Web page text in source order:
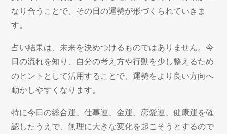
なり合うことで、その日の運勢が形づくられていきま
す。
占い結果は、未来を決めつけるものではありません。今
日の流れを知り、自分の考え方や行動を少し整えるため
のヒントとして活用することで、運勢をより良い方向へ
動かしやすくなります。
特に今日の総合運、仕事運、金運、恋愛運、健康運を確
認したうえで、無理に大きな変化を起こそうとするので